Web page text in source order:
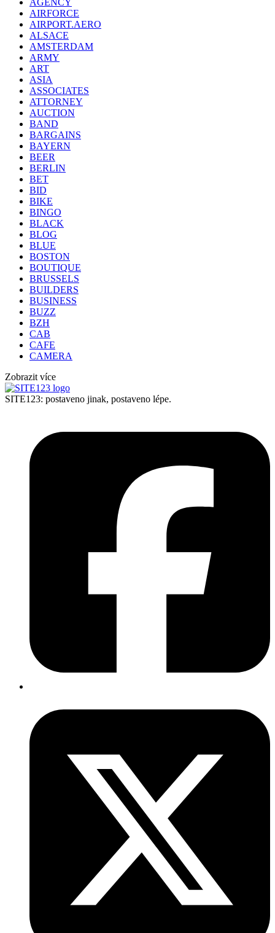
AGENCY
AIRFORCE
AIRPORT.AERO
ALSACE
AMSTERDAM
ARMY
ART
ASIA
ASSOCIATES
ATTORNEY
AUCTION
BAND
BARGAINS
BAYERN
BEER
BERLIN
BET
BID
BIKE
BINGO
BLACK
BLOG
BLUE
BOSTON
BOUTIQUE
BRUSSELS
BUILDERS
BUSINESS
BUZZ
BZH
CAB
CAFE
CAMERA
Zobrazit více
SITE123: postaveno jinak, postaveno lépe.